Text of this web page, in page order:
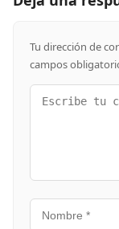
Tu dirección de
campos